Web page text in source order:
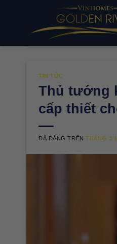
dung
TIN TỨC
Thủ tướng
cấp thiết
ĐÃ ĐĂNG TRÊNTHÁNG 3